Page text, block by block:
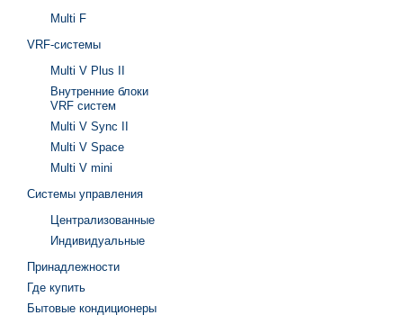
Multi F
VRF-системы
Multi V Plus II
Внутренние блоки
VRF систем
Multi V Sync II
Multi V Space
Multi V mini
Системы управления
Централизованные
Индивидуальные
Принадлежности
Где купить
Бытовые кондиционеры